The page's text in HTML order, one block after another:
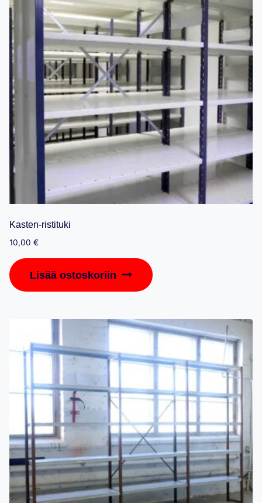
Kasten-ristituki
10,00 €
Lisää ostoskoriin